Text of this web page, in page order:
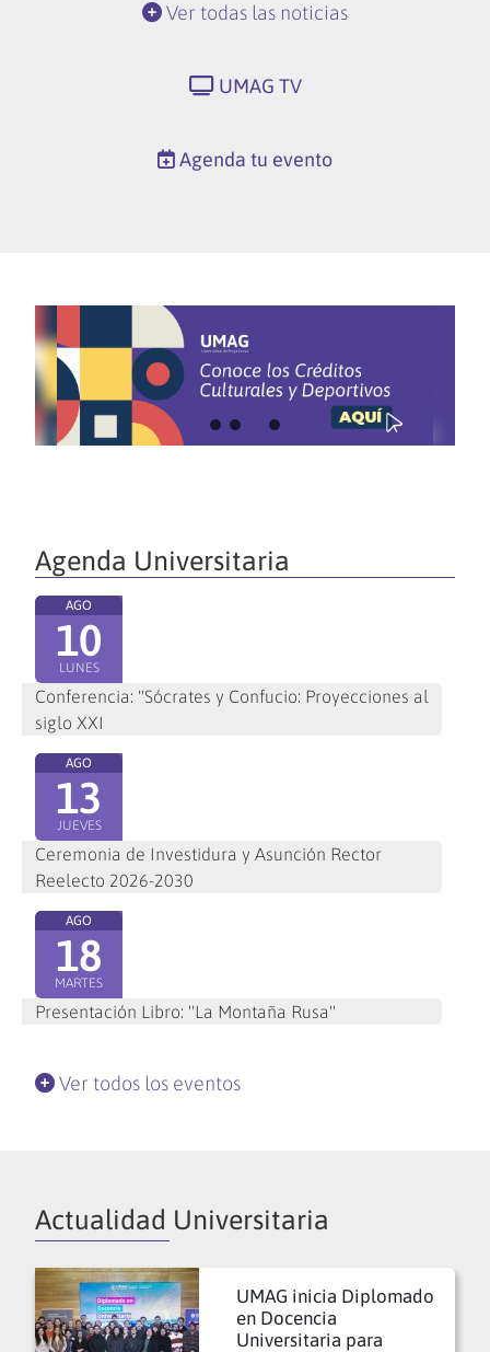
Ver todas las noticias
UMAG TV
Agenda tu evento
Agenda Universitaria
AGO
10
LUNES
Conferencia: "Sócrates y Confucio: Proyecciones al
siglo XXI
AGO
13
JUEVES
Ceremonia de Investidura y Asunción Rector
Reelecto 2026-2030
AGO
18
MARTES
Presentación Libro: "La Montaña Rusa"
Ver todos los eventos
Actualidad Universitaria
UMAG inicia Diplomado
en Docencia
Universitaria para